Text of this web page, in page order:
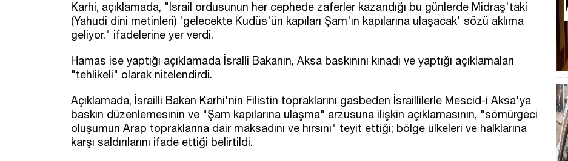
Karhi, açıklamada, "İsrail ordusunun her cephede zaferler kazandığı bu günlerde Midraş'taki
(Yahudi dini metinleri) 'gelecekte Kudüs'ün kapıları Şam'ın kapılarına ulaşacak' sözü aklıma
geliyor." ifadelerine yer verdi.
Hamas ise yaptığı açıklamada İsralli Bakanın, Aksa baskınını kınadı ve yaptığı açıklamaları
"tehlikeli" olarak nitelendirdi.
Açıklamada, İsrailli Bakan Karhi'nin Filistin topraklarını gasbeden İsraillilerle Mescid-i Aksa'ya
baskın düzenlemesinin ve "Şam kapılarına ulaşma" arzusuna ilişkin açıklamasının, "sömürgeci
oluşumun Arap topraklarına dair maksadını ve hırsını" teyit ettiği; bölge ülkeleri ve halklarına
karşı saldırılarını ifade ettiği belirtildi.